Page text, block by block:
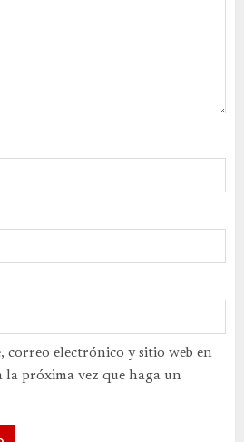
correo electrónico y sitio web en
la próxima vez que haga un